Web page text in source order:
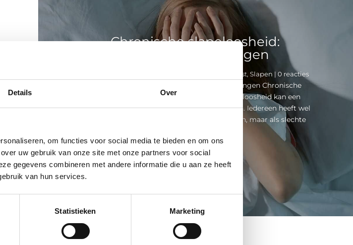
Details Over
om functies voor social media te bieden en om ons
uw gebruik van onze site met onze partners voor social
gegevens combineren met andere informatie die u aan ze heeft
van hun services.
Statistieken Marketing
Chronische slapeloosheid:
mogelijke oplossingen
Nachtrust,Slapen | 0 reacties
Chronische slapeloosheid: mogelijke oplossingen Chronische
slapeloosheid: mogelijke oplossingen. Slapeloosheid kan een
aanzienlijk impact hebben op je dagelijks leven. Iedereen heeft wel
eens een nacht waarin de slaap niet wil komen, maar als slechte
Lees meer